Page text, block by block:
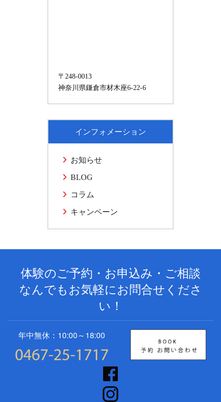
〒248-0013
神奈川県鎌倉市材木座6-22-6
インフォメーション
お知らせ
BLOG
コラム
キャンペーン
体験のご予約・お申込み・ご相談
なんでもお気軽にお問合せくださ
い！
年中無休：10:00～18:00